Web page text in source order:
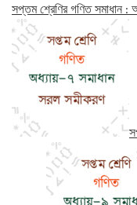
সপ্তম শ্রেণির গণিত সমাধান :